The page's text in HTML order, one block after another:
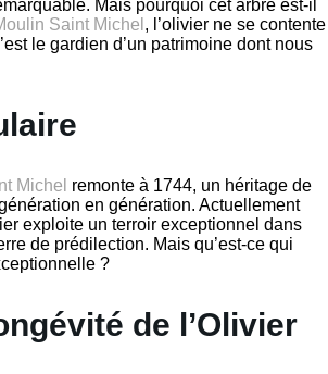
Mais pourquoi cet arbre est-il
Saint Michel , l’olivier ne se contente
le gardien d’un patrimoine dont nous
Michel remonte à 1744, un héritage de
en génération. Actuellement
exploite un terroir exceptionnel dans
de prédilection. Mais qu’est-ce qui
?
de l’Olivier